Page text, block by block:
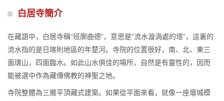
白居寺簡介
在藏語中，白居寺稱“班廓曲德”，意思是“流水漩渦處的塔”，這裏的
流水指的是日喀則地區的年楚河。寺院的位置很好，南、北、東三
面環山，四面臨水。如此山水俱佳的場所，自然是有靈性的，因而
能被選中作為藏傳佛教的神聖之地。
寺院整體為三層平頂藏式建築。如果從平面來看，就像一座壇城模